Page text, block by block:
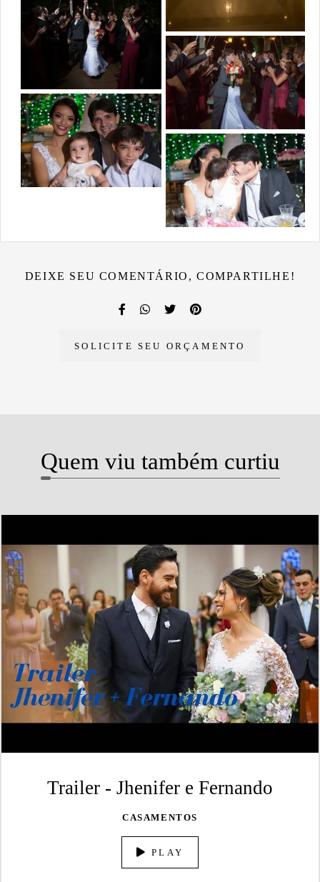
DEIXE SEU COMENTÁRIO, COMPARTILHE!
SOLICITE SEU ORÇAMENTO
Quem viu também curtiu
Trailer - Jhenifer e Fernando
CASAMENTOS
PLAY